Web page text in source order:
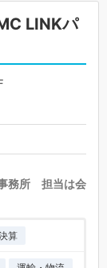
LINKパ
事務所 担当は会
算